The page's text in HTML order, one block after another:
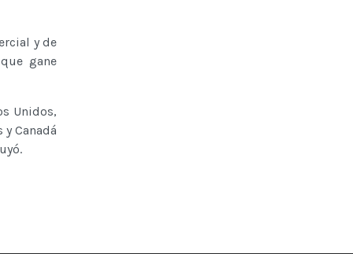
y de
gane
Unidos,
Canadá